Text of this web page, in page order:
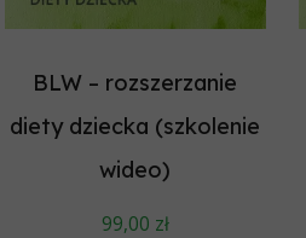
BLW – rozszerzanie
diety dziecka (szkolenie
wideo)
99,00 zł